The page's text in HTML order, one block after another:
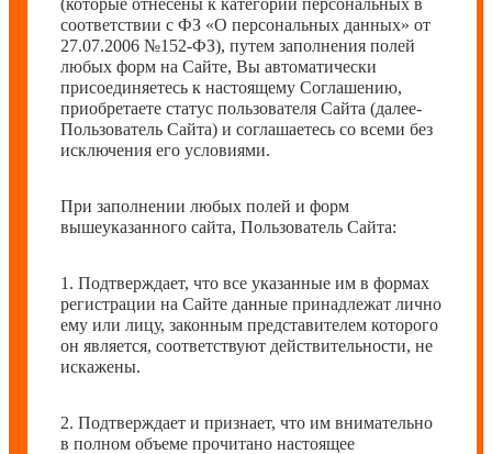
(которые отнесены к категории персональных в
соответствии с ФЗ «О персональных данных» от
27.07.2006 №152-ФЗ), путем заполнения полей
любых форм на Сайте, Вы автоматически
присоединяетесь к настоящему Соглашению,
приобретаете статус пользователя Сайта (далее-
Пользователь Сайта) и соглашаетесь со всеми без
исключения его условиями.
При заполнении любых полей и форм
вышеуказанного сайта, Пользователь Сайта:
1. Подтверждает, что все указанные им в формах
регистрации на Сайте данные принадлежат лично
ему или лицу, законным представителем которого
он является, соответствуют действительности, не
искажены.
2. Подтверждает и признает, что им внимательно
в полном объеме прочитано настоящее